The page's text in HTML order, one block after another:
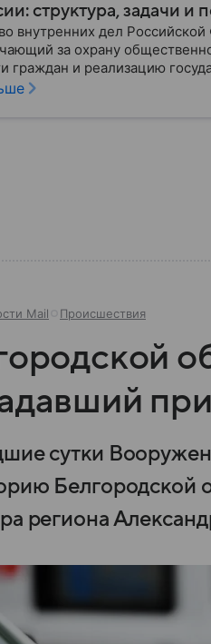
структура, задачи и
внутренних дел
за охрану
граждан и реализацию
чем занимается
Mail Происшествия
при
сутки
Белгородской
региона